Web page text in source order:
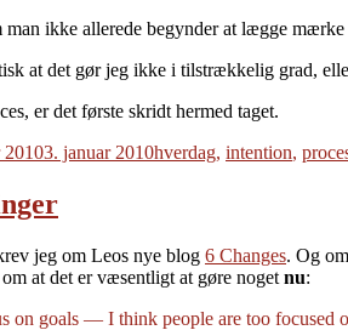
man ikke allerede begynder at lægge
at det gør jeg ikke i tilstrækkelig grad,
er det første skridt hermed taget.
20103. januar 2010Tags
hverdag, intention,
jeg om Leos nye blog 6 Changes. Og
at det er væsentligt at gøre noget nu:
on goals — I think people are too focused